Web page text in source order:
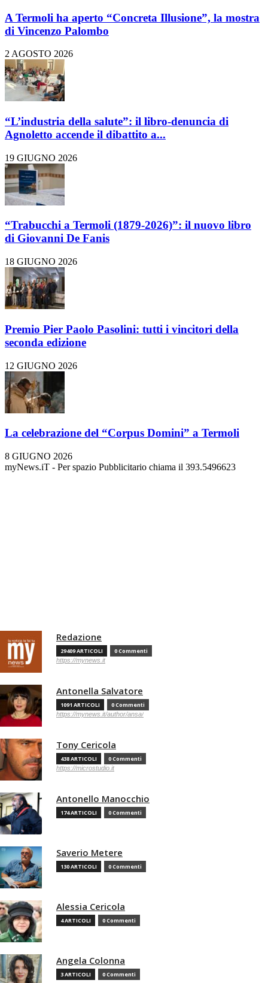
A Termoli ha aperto “Concreta Illusione”, la mostra
di Vincenzo Palombo
2 AGOSTO 2026
“L’industria della salute”: il libro-denuncia di
Agnoletto accende il dibattito a...
19 GIUGNO 2026
“Trabucchi a Termoli (1879-2026)”: il nuovo libro
di Giovanni De Fanis
18 GIUGNO 2026
Premio Pier Paolo Pasolini: tutti i vincitori della
seconda edizione
12 GIUGNO 2026
La celebrazione del “Corpus Domini” a Termoli
8 GIUGNO 2026
myNews.iT - Per spazio Pubblicitario chiama il 393.5496623
Redazione
29409 ARTICOLI 0 Commenti
https://mynews.it
Antonella Salvatore
1091 ARTICOLI 0 Commenti
https://mynews.it/author/ansa/
Tony Cericola
438 ARTICOLI 0 Commenti
https://microstudio.it
Antonello Manocchio
174 ARTICOLI 0 Commenti
Saverio Metere
130 ARTICOLI 0 Commenti
Alessia Cericola
4 ARTICOLI 0 Commenti
Angela Colonna
3 ARTICOLI 0 Commenti